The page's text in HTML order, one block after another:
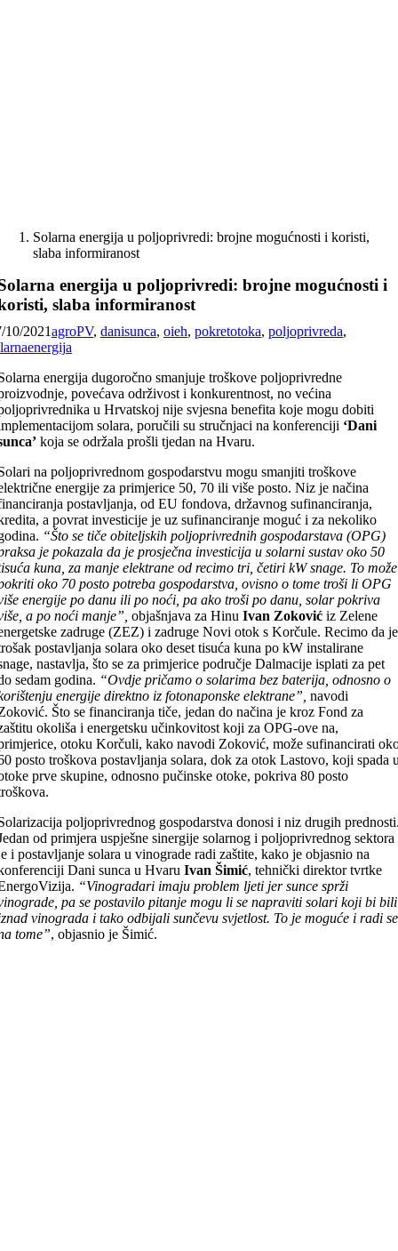
Solarna energija u poljoprivredi: brojne mogućnosti i koristi,
slaba informiranost
energija u poljoprivredi: brojne mogućnosti i
slaba informiranost
10/2021agroPV, danisunca, oieh, pokretotoka, poljoprivreda,
energija dugoročno smanjuje troškove poljoprivredne
povećava održivost i konkurentnost, no većina
u Hrvatskoj nije svjesna benefita koje mogu dobiti
solara, poručili su stručnjaci na konferenciji ‘Dani
koja se održala prošli tjedan na Hvaru.
na poljoprivrednom gospodarstvu mogu smanjiti troškove
energije za primjerice 50, 70 ili više posto. Niz je načina
postavljanja, od EU fondova, državnog sufinanciranja,
a povrat investicije je uz sufinanciranje moguć i za nekoliko
“Što se tiče obiteljskih poljoprivrednih gospodarstava (OPG)
je pokazala da je prosječna investicija u solarni sustav oko 50
kuna, za manje elektrane od recimo tri, četiri kW snage. To može
oko 70 posto potreba gospodarstva, ovisno o tome troši li OPG
energije po danu ili po noći, pa ako troši po danu, solar pokriva
a po noći manje”, objašnjava za Hinu Ivan Zoković iz Zelene
zadruge (ZEZ) i zadruge Novi otok s Korčule. Recimo da je
postavljanja solara oko deset tisuća kuna po kW instalirane
nastavlja, što se za primjerice područje Dalmacije isplati za pet
sedam godina. “Ovdje pričamo o solarima bez baterija, odnosno o
energije direktno iz fotonaponske elektrane”, navodi
Što se financiranja tiče, jedan do načina je kroz Fond za
okoliša i energetsku učinkovitost koji za OPG-ove na,
otoku Korčuli, kako navodi Zoković, može sufinancirati
posto troškova postavljanja solara, dok za otok Lastovo, koji spada
prve skupine, odnosno pučinske otoke, pokriva 80 posto
poljoprivrednog gospodarstva donosi i niz drugih
od primjera uspješne sinergije solarnog i poljoprivrednog sektora
i postavljanje solara u vinograde radi zaštite, kako je objasnio na
Dani sunca u HvaruIvan Šimić, tehnički direktor tvrtke
“Vinogradari imaju problem ljeti jer sunce sprži
pa se postavilo pitanje mogu li se napraviti solari koji bi bili
vinograda i tako odbijali sunčevu svjetlost. To je moguće i radi se
tome”, objasnio je Šimić.